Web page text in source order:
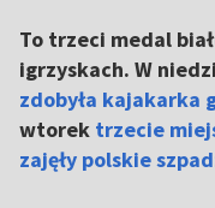
To trzeci medal
igrzyskach. W
zdobyła kajakarka
wtorek trzecie
zajęły polskie